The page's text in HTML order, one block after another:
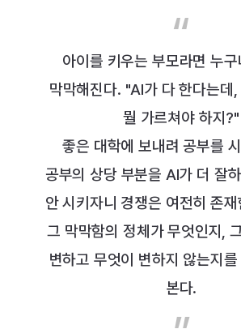
아이를 키우는 부모라면 누
막막해진다. "AI가 다 한다는데,
뭘 가르쳐야 하지?"
좋은 대학에 보내려 공부를
공부의 상당 부분을 AI가 더 잘
안 시키자니 경쟁은 여전히 존
그 막막함의 정체가 무엇인지,
변하고 무엇이 변하지 않는지를
본다.